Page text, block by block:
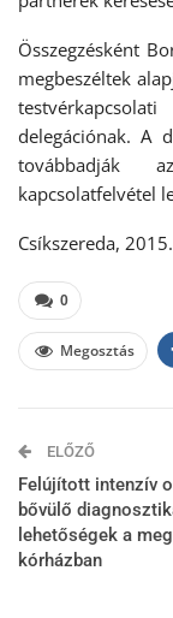
Összegzésként
megbeszéltek
delegációnak. A
továbbadják
kapcsolatfelvétel
Csíkszereda,
0
Megosztás
ELŐZŐ
Felújított intenzív
bővülő
lehetőségek a
kórházban